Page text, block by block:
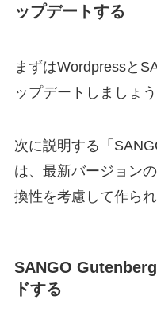
ップデートする
まずはWordpressと
ップデートしましょう
次に説明する「
は、最新バージョン
換性を考慮して作られ
SANGO
ドする